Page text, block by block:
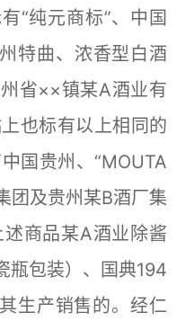
“纯元商标”、中国
特曲、浓香型白酒
省××镇某A酒业有
也标有以上相同的
国贵州、“MOUTA
团及贵州某B酒厂集
商品某A酒业除酱
瓶包装）、国典194
生产销售的。经仁